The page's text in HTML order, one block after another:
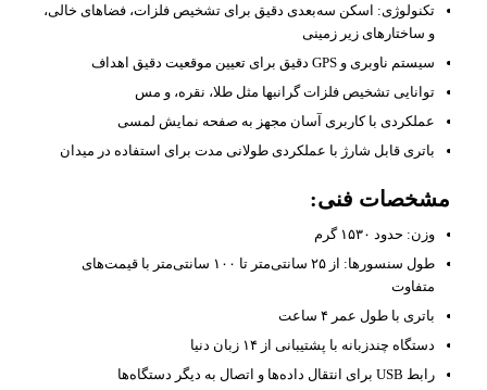
تکنولوژی: اسکن سه‌بعدی دقیق برای تشخیص فلزات، فضاهای خالی،
و ساختارهای زیر زمینی
سیستم ناوبری و GPS دقیق برای تعیین موقعیت دقیق اهداف
توانایی تشخیص فلزات گرانبها مثل طلا، نقره، و مس
عملکردی با کاربری آسان مجهز به صفحه نمایش لمسی
باتری قابل شارژ با عملکردی طولانی مدت برای استفاده در میدان
مشخصات فنی:
وزن: حدود ۱۵۳۰ گرم
طول سنسورها: از ۲۵ سانتی‌متر تا ۱۰۰ سانتی‌متر با قیمت‌های
متفاوت
باتری با طول عمر ۴ ساعت
دستگاه چندزبانه با پشتیبانی از ۱۴ زبان دنیا
رابط USB برای انتقال داده‌ها و اتصال به دیگر دستگاه‌ها